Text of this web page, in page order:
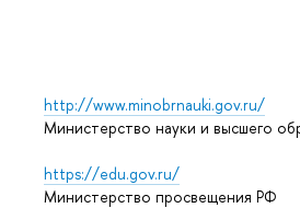
http://www.minobrnauki.gov.ru/
Министерство науки и высшего
https://edu.gov.ru/
Министерство просвещения РФ